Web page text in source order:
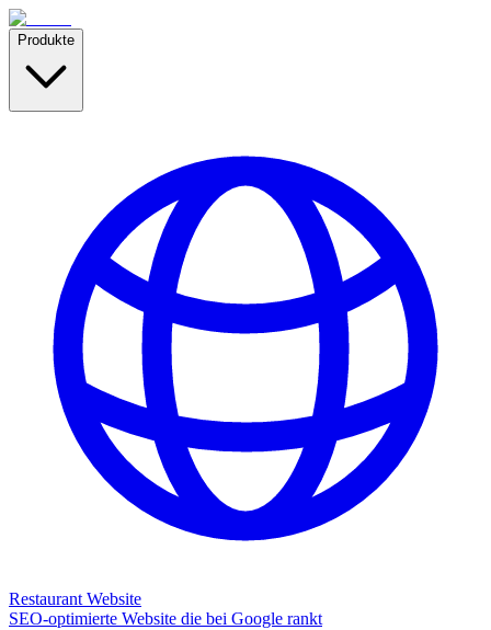
Produkte
Restaurant Website
SEO-optimierte Website die bei Google rankt